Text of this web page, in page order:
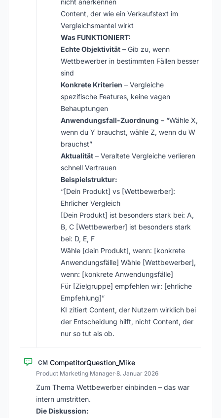
nicht anerkennen
Content, der wie ein Verkaufstext im
Vergleichsmantel wirkt
Was FUNKTIONIERT:
Echte Objektivität – Gib zu, wenn
Wettbewerber in bestimmten Fällen besser
sind
Konkrete Kriterien – Vergleiche
spezifische Features, keine vagen
Behauptungen
Anwendungsfall-Zuordnung – “Wähle X,
wenn du Y brauchst, wähle Z, wenn du W
brauchst”
Aktualität – Veraltete Vergleiche verlieren
schnell Vertrauen
Beispielstruktur:
“[Dein Produkt] vs [Wettbewerber]:
Ehrlicher Vergleich
[Dein Produkt] ist besonders stark bei: A,
B, C [Wettbewerber] ist besonders stark
bei: D, E, F
Wähle [dein Produkt], wenn: [konkrete
Anwendungsfälle] Wähle [Wettbewerber],
wenn: [konkrete Anwendungsfälle]
Für [Zielgruppe] empfehlen wir: [ehrliche
Empfehlung]”
KI zitiert Content, der Nutzern wirklich bei
der Entscheidung hilft, nicht Content, der
nur so tut als ob.
CM CompetitorQuestion_Mike
Product Marketing Manager·8. Januar 2026
Zum Thema Wettbewerber einbinden – das war
intern umstritten.
Die Diskussion: